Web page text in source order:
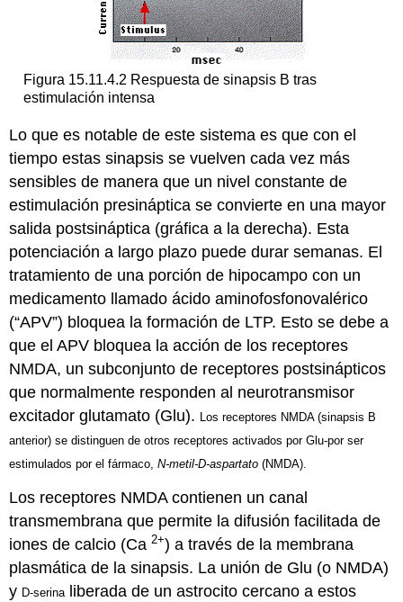
Figura 15.11.4.2 Respuesta de sinapsis B tras
estimulación intensa
Lo que es notable de este sistema es que con el
tiempo estas sinapsis se vuelven cada vez más
sensibles de manera que un nivel constante de
estimulación presináptica se convierte en una mayor
salida postsináptica (gráfica a la derecha). Esta
potenciación a largo plazo puede durar semanas. El
tratamiento de una porción de hipocampo con un
medicamento llamado ácido aminofosfonovalérico
(“APV”) bloquea la formación de LTP. Esto se debe a
que el APV bloquea la acción de los receptores
NMDA, un subconjunto de receptores postsinápticos
que normalmente responden al neurotransmisor
excitador glutamato (Glu).
Los receptores NMDA (sinapsis B
anterior) se distinguen de otros receptores activados por Glu-por ser
estimulados por el fármaco,N-metil-D-aspartato (NMDA).
Los receptores NMDA contienen un canal
transmembrana que permite la difusión facilitada de
iones de calcio (Ca2+) a través de la membrana
plasmática de la sinapsis. La unión de Glu (o NMDA)
y D-serina liberada de un astrocito cercano a estos